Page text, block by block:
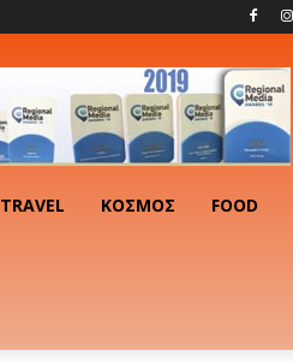
TRAVEL ΚΟΣΜΟΣ FOOD